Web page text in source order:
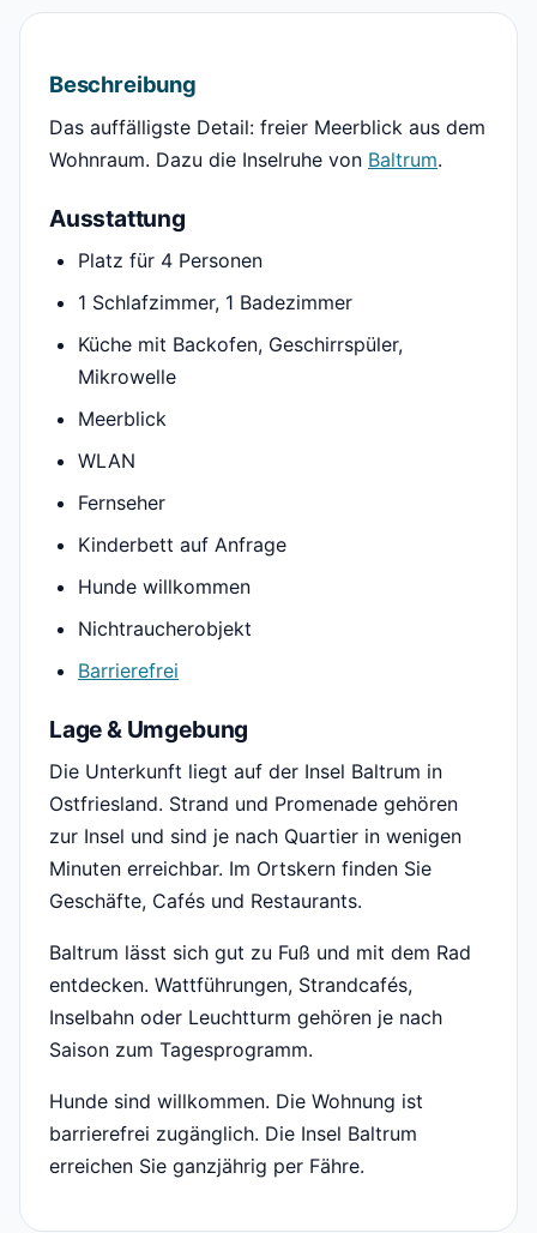
Beschreibung
Das auffälligste Detail: freier Meerblick aus dem
Wohnraum. Dazu die Inselruhe von Baltrum.
Ausstattung
Platz für 4 Personen
1 Schlafzimmer, 1 Badezimmer
Küche mit Backofen, Geschirrspüler,
Mikrowelle
Meerblick
WLAN
Fernseher
Kinderbett auf Anfrage
Hunde willkommen
Nichtraucherobjekt
Barrierefrei
Lage & Umgebung
Die Unterkunft liegt auf der Insel Baltrum in
Ostfriesland. Strand und Promenade gehören
zur Insel und sind je nach Quartier in wenigen
Minuten erreichbar. Im Ortskern finden Sie
Geschäfte, Cafés und Restaurants.
Baltrum lässt sich gut zu Fuß und mit dem Rad
entdecken. Wattführungen, Strandcafés,
Inselbahn oder Leuchtturm gehören je nach
Saison zum Tagesprogramm.
Hunde sind willkommen. Die Wohnung ist
barrierefrei zugänglich. Die Insel Baltrum
erreichen Sie ganzjährig per Fähre.